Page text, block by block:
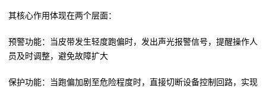
其核心作用体现在两个层面：
预警功能：当皮带发生轻度跑偏时，发出声光报警信号，提醒操作人
员及时调整，避免故障扩大
保护功能：当跑偏加剧至危险程度时，直接切断设备控制回路，实现